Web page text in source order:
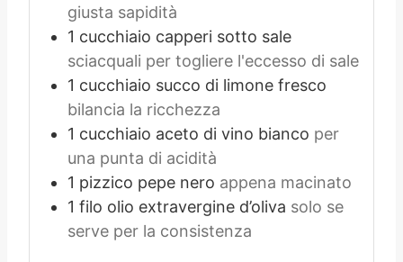
giusta sapidità
1 cucchiaio capperi sotto sale
sciacquali per togliere l'eccesso di sale
1 cucchiaio succo di limone fresco
bilancia la ricchezza
1 cucchiaio aceto di vino bianco per
una punta di acidità
1 pizzico pepe nero appena macinato
1 filo olio extravergine d’oliva solo se
serve per la consistenza